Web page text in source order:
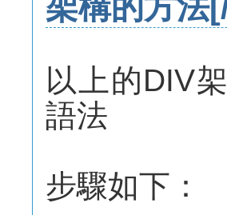
以上的DIV
語法
步驟如下：